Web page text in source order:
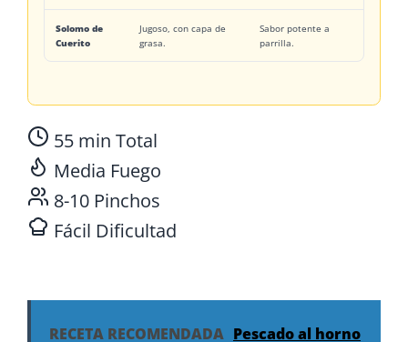
Solomo de
Cuerito
Jugoso, con capa de
grasa.
Sabor potente a
parrilla.
55 min Total
Media Fuego
8-10 Pinchos
Fácil Dificultad
RECETA RECOMENDADA Pescado al horno